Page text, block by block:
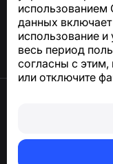
использованием
данных
использование и
весь период
согласны с этим,
или отключите
Контакты
Удалить аккаунт